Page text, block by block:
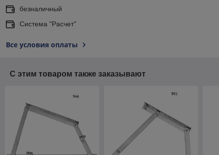
безналичный
Система "Расчет"
Все условия оплаты
С этим товаром также заказывают